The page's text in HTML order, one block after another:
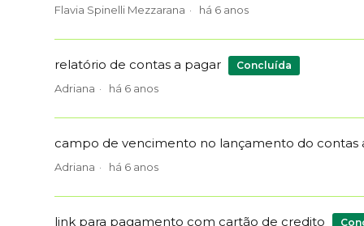
Flavia Spinelli Mezzarana há 6 anos
relatório de contas a pagar Concluída
Adriana há 6 anos
campo de vencimento no lançamento do contas
Adriana há 6 anos
link para pagamento com cartão de credito